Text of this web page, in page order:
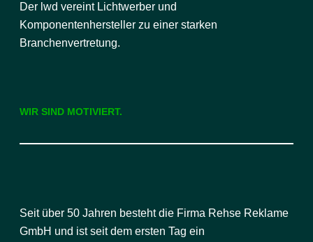
Der lwd vereint Lichtwerber und
Komponentenhersteller zu einer starken
Branchenvertretung.
WIR SIND MOTIVIERT.
Seit über 50 Jahren besteht die Firma Rehse Reklame
GmbH und ist seit dem ersten Tag ein